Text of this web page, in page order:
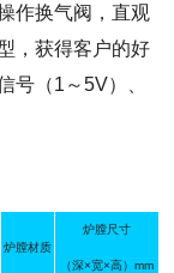
作换气阀，直观
，获得客户的好
号（1～5V）、
炉膛材质
炉膛尺寸
（深×宽×高）mm